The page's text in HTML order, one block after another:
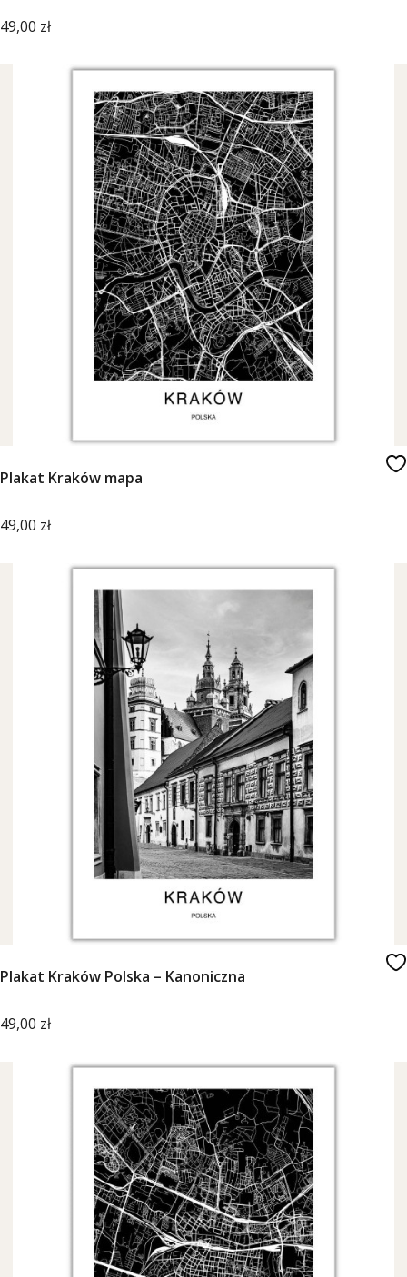
Cena
49,00 zł
Plakat Kraków mapa
Cena
49,00 zł
Plakat Kraków Polska – Kanoniczna
Cena
49,00 zł